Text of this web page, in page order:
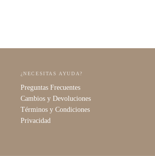
¿NECESITAS AYUDA?
Preguntas Frecuentes
Cambios y Devoluciones
Términos y Condiciones
Privacidad